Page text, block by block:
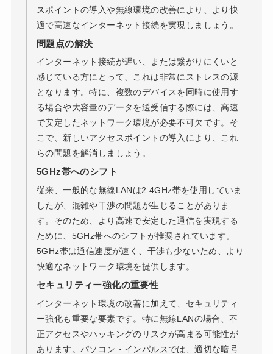
スポイントの導入や無線環境の改善により、より快
適で高速なインターネット接続を実現しましょう。
問題点の解決
インターネット接続が遅い、または繋がりにくいと
感じている方にとって、これは非常にストレスの源
となります。特に、複数のデバイスを同時に使用す
る場合や大容量のデータを送受信する際には、高速
で安定したネットワーク環境が必要不可欠です。そ
こで、新しいアクセスポイントの導入により、これ
らの問題を解消しましょう。
5GHz帯へのシフト
従来、一般的な無線LANは2.4GHz帯を使用していま
したが、混雑や干渉の問題が生じることがありま
す。そのため、より高速で安定した通信を実現する
ために、5GHz帯へのシフトが推奨されています。
5GHz帯は通信速度が速く、干渉も少ないため、より
快適なネットワーク環境を提供します。
セキュリティー強化の重要性
インターネット環境の改善に加えて、セキュリティ
ー強化も重要な要素です。特に無線LANの場合、不
正アクセスやハッキングのリスクが高まる可能性が
あります。パソコン・インパルスでは、適切な暗号